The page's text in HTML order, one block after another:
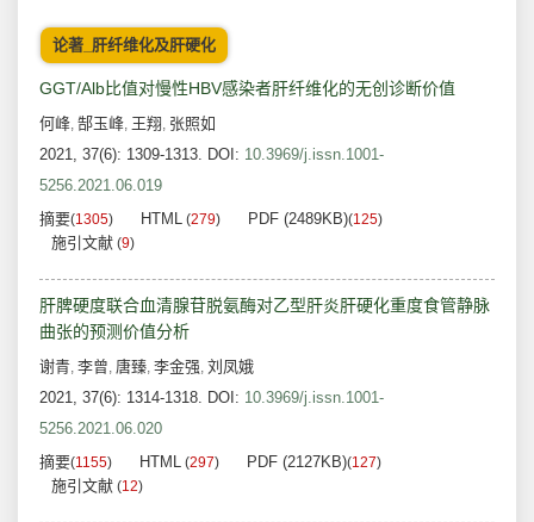
论著_肝纤维化及肝硬化
GGT/Alb比值对慢性HBV感染者肝纤维化的无创诊断价值
何峰, 郜玉峰, 王翔, 张照如
2021, 37(6): 1309-1313. DOI: 10.3969/j.issn.1001-
5256.2021.06.019
摘要(1305) HTML (279) PDF (2489KB)(125)
施引文献 (9)
肝脾硬度联合血清腺苷脱氨酶对乙型肝炎肝硬化重度食管静脉
曲张的预测价值分析
谢青, 李曾, 唐臻, 李金强, 刘凤娥
2021, 37(6): 1314-1318. DOI: 10.3969/j.issn.1001-
5256.2021.06.020
摘要(1155) HTML (297) PDF (2127KB)(127)
施引文献 (12)